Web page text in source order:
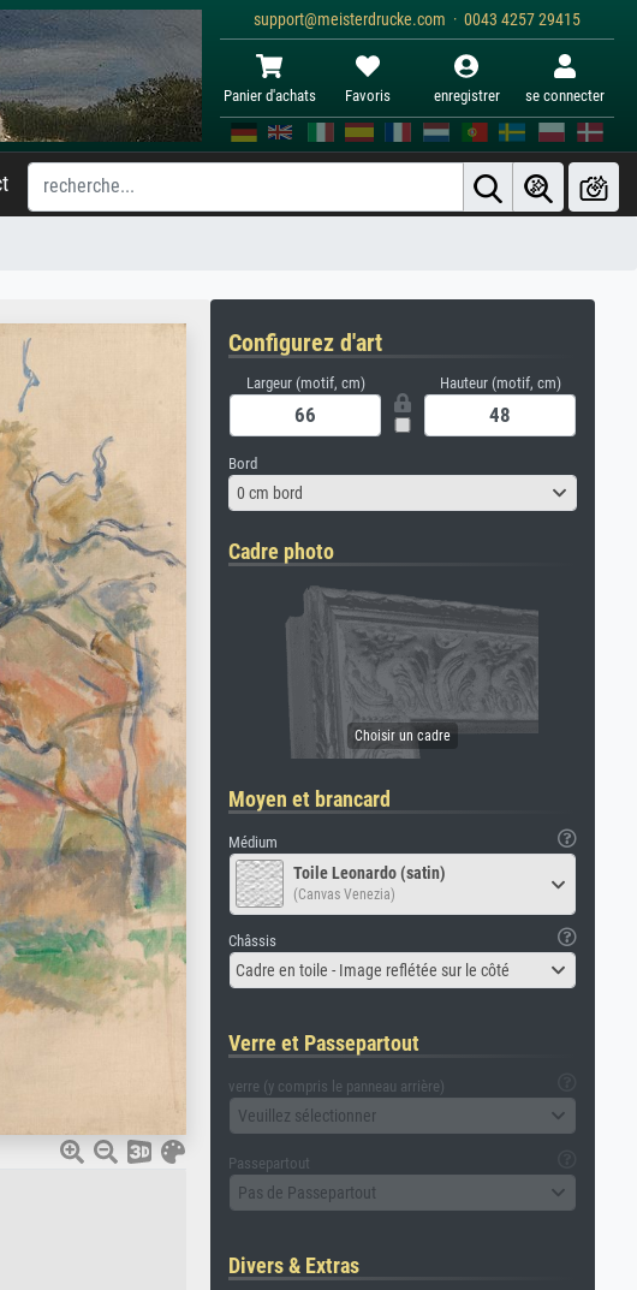
support@meisterdrucke.com · 0043 4257 29415
Panier d'achats Favoris enregistrer se connecter
Configurez d'art
Largeur (motif, cm) Hauteur (motif, cm)
Bord
0 cm bord
Cadre photo
Moyen et brancard
Médium
Toile Leonardo (satin)
(Canvas Venezia)
Châssis
Cadre en toile - Image reflétée sur le côté
Verre et Passepartout
verre (y compris le panneau arrière)
Veuillez sélectionner
Passepartout
Pas de Passepartout
Divers & Extras